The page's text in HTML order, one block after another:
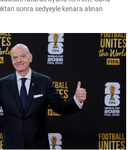
sonra sedyeyle kenara alınan
neticesinde Fenerbahçe